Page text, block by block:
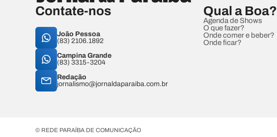
Contate-nos
João Pessoa
(83) 2106.1892
Campina Grande
(83) 3315-3204
Redação
jornalismo@jornaldaparaiba.com.br
Qual a Boa?
Agenda de Shows
O que fazer?
Onde comer e beber?
Onde ficar?
© REDE PARAÍBA DE COMUNICAÇÃO